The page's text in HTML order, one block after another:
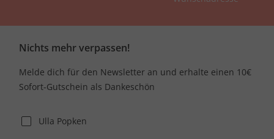
Nichts mehr verpassen!
Melde dich für den Newsletter an und erhalte einen 10€
Sofort-Gutschein als Dankeschön
Ulla Popken